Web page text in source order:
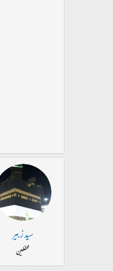
سید زبیر
محفلین